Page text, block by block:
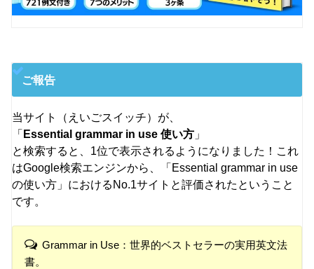
ご報告
当サイト（えいごスイッチ）が、
「Essential grammar in use 使い方 」
と検索すると、1位で表示されるようになりました！これ
はGoogle検索エンジンから、「Essential grammar in use
の使い方」におけるNo.1サイトと評価されたということ
です。
Grammar in Use：世界的ベストセラーの実用英文法
書。